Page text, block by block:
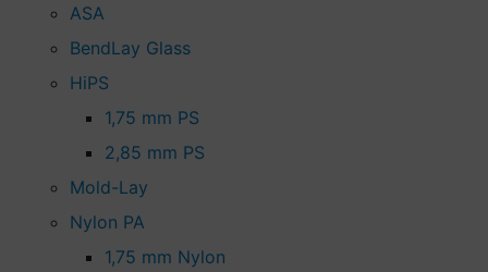
ASA
BendLay Glass
HiPS
1,75 mm PS
2,85 mm PS
Mold-Lay
Nylon PA
1,75 mm Nylon